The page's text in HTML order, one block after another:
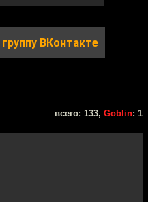
группу ВКонтакте
всего: 133, Goblin: 1